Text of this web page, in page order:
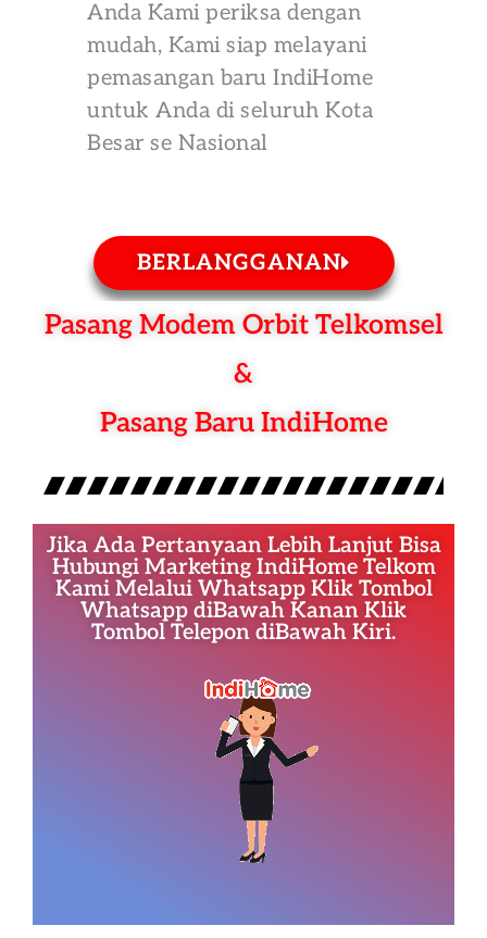
Anda Kami periksa dengan
mudah, Kami siap melayani
pemasangan baru IndiHome
untuk Anda di seluruh Kota
Besar se Nasional
BERLANGGANAN
Pasang Modem Orbit Telkomsel
&
Pasang Baru IndiHome
Jika Ada Pertanyaan Lebih Lanjut Bisa
Hubungi Marketing IndiHome Telkom
Kami Melalui Whatsapp Klik Tombol
Whatsapp diBawah Kanan Klik
Tombol Telepon diBawah Kiri.